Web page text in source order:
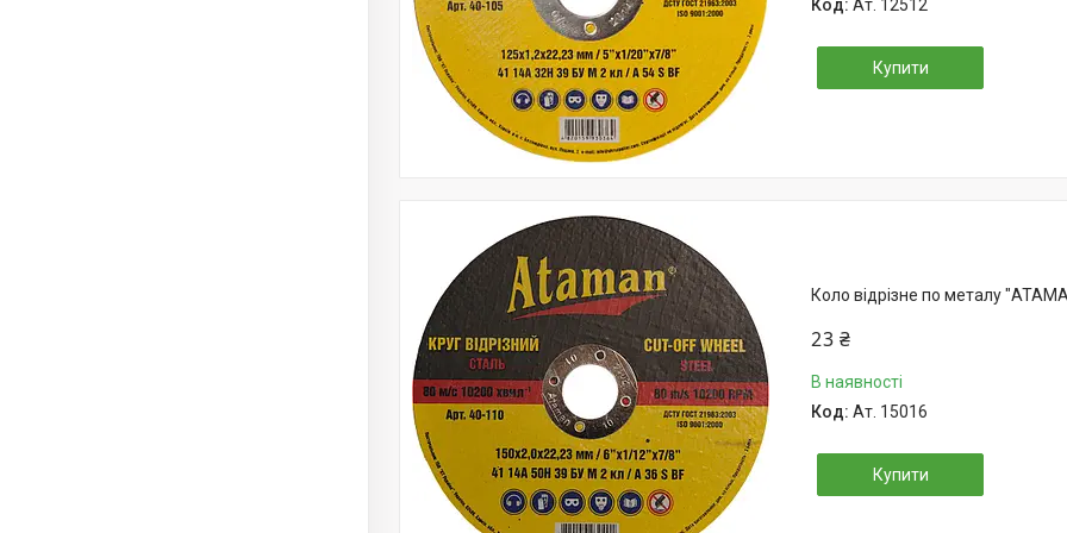
Ат. 12512
Купити
Коло відрізне по металу
23 ₴
Ат. 15016
В наявності
Купити